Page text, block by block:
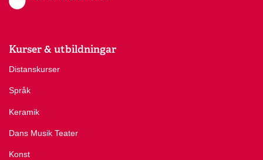
Kurser & utbildningar
Distanskurser
Språk
Keramik
Dans Musik Teater
Konst